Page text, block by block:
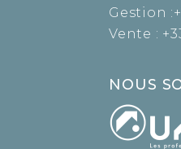
Gestion :
Vente :
NOUS